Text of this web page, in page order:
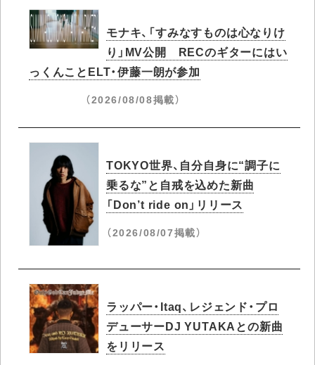
モナキ、「すみなすものは心なりけ
り」MV公開 RECのギターにはい
っくんことELT・伊藤一朗が参加
（2026/08/08掲載）
TOKYO世界、自分自身に“調子に
乗るな”と自戒を込めた新曲
「Don’t ride on」リリース
（2026/08/07掲載）
ラッパー・Itaq、レジェンド・プロ
デューサーDJ YUTAKAとの新曲
をリリース